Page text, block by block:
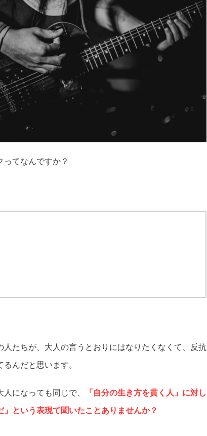
てなんですか？
人たちが、大人の言うとおりにはなりたくなくて、反抗
んだと思います。
になっても同じで、
「自分の生き方を貫く人」に対し
という表現て聞いたことありませんか？